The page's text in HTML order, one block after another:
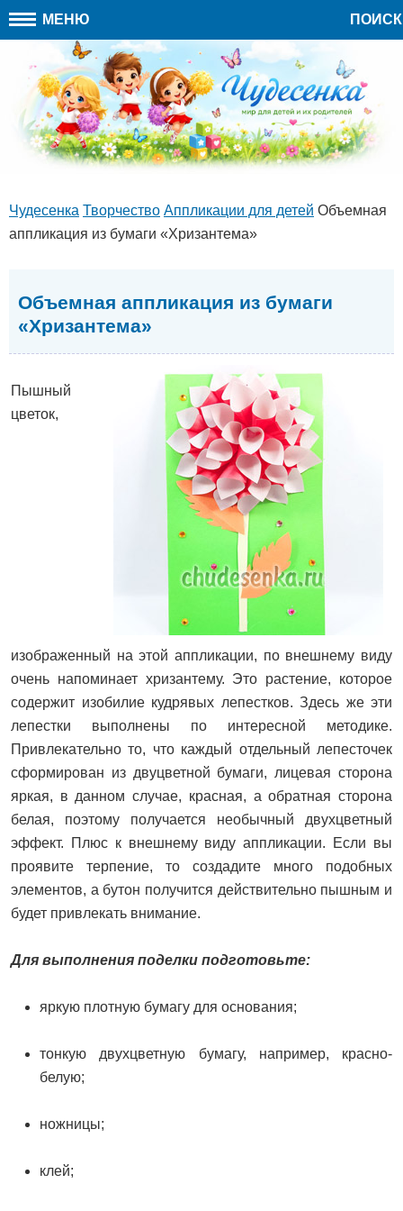
МЕНЮ ПОИСК
Чудесенка Творчество Аппликации для детей Объемная
аппликация из бумаги «Хризантема»
Объемная аппликация из бумаги
«Хризантема»
Пышный
цветок,
изображенный на этой аппликации, по внешнему виду
очень напоминает хризантему. Это растение, которое
содержит изобилие кудрявых лепестков. Здесь же эти
лепестки выполнены по интересной методике.
Привлекательно то, что каждый отдельный лепесточек
сформирован из двуцветной бумаги, лицевая сторона
яркая, в данном случае, красная, а обратная сторона
белая, поэтому получается необычный двухцветный
эффект. Плюс к внешнему виду аппликации. Если вы
проявите терпение, то создадите много подобных
элементов, а бутон получится действительно пышным и
будет привлекать внимание.
Для выполнения поделки подготовьте:
яркую плотную бумагу для основания;
тонкую двухцветную бумагу, например, красно-
белую;
ножницы;
клей;